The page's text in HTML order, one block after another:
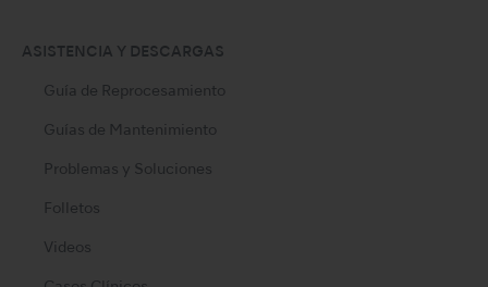
ASISTENCIA Y DESCARGAS
Guía de Reprocesamiento
Guías de Mantenimiento
Problemas y Soluciones
Folletos
Videos